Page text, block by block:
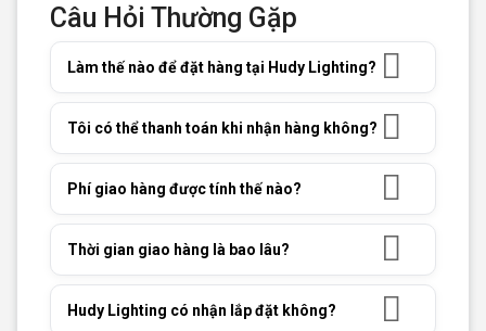
Câu Hỏi Thường Gặp
Làm thế nào để đặt hàng tại Hudy Lighting?
Tôi có thể thanh toán khi nhận hàng không?
Phí giao hàng được tính thế nào?
Thời gian giao hàng là bao lâu?
Hudy Lighting có nhận lắp đặt không?